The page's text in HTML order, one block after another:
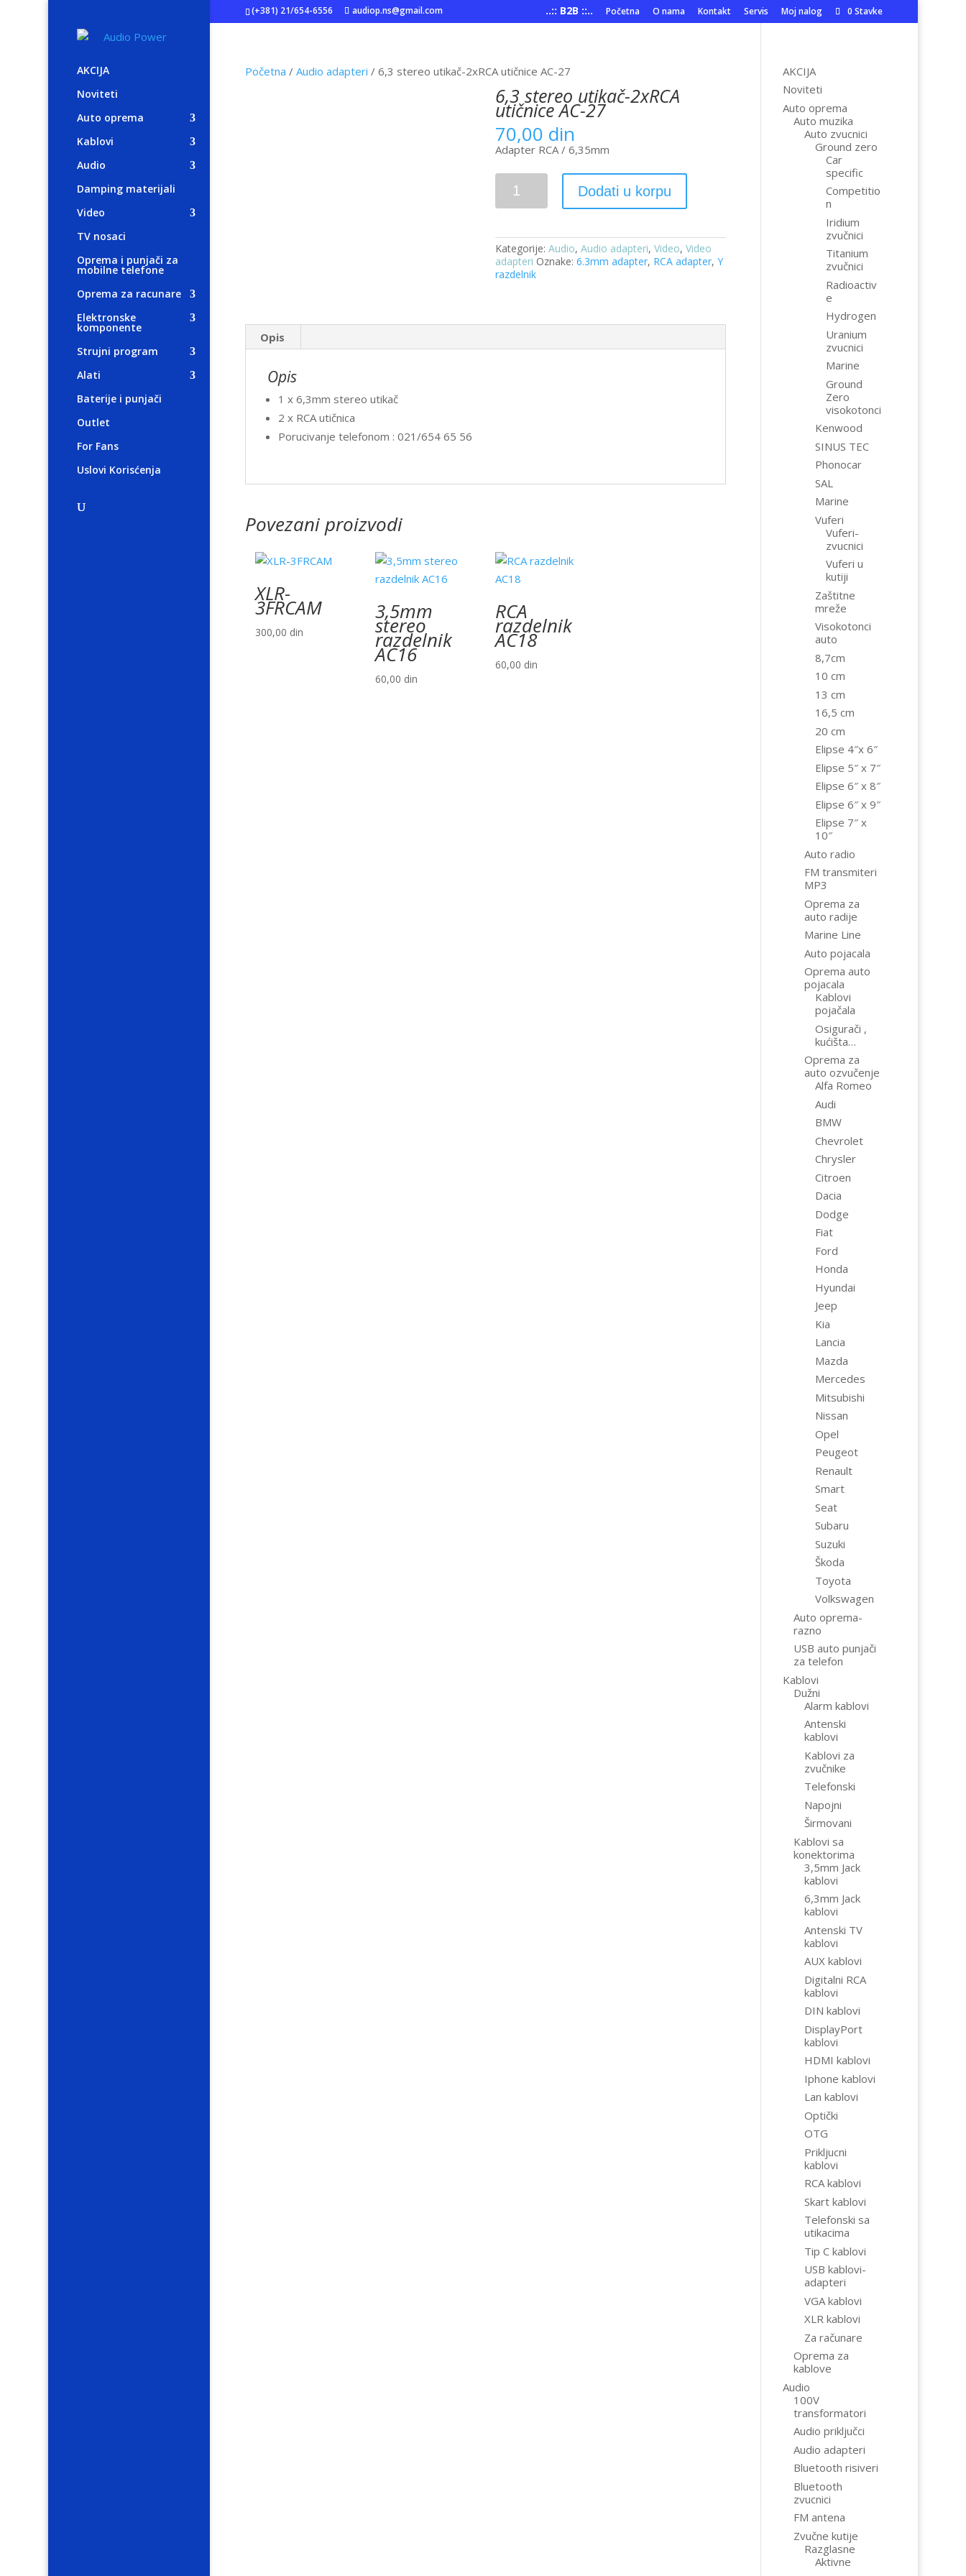
(+381) 21/654-6556 audiop.ns@gmail.com ..:: B2B ::.. Početna O nama Kontakt Servis Moj nalog 0 Stavke
AKCIJA
Noviteti
Auto oprema
Kablovi
Audio
Damping materijali
Video
TV nosaci
Oprema i punjači za
mobilne telefone
Oprema za racunare
Elektronske
komponente
Strujni program
Alati
Baterije i punjači
Outlet
For Fans
Uslovi Korisćenja
Početna /Audio adapteri / 6,3 stereo utikač-2xRCA utičnice AC-27
6,3 stereo utikač-2xRCA
utičnice AC-27
70,00 din
Adapter RCA / 6,35mm
6,3
stereo
utikač-2xRCA
27
količina
Dodati u korpu
Kategorije:Audio,Audio adapteri,Video,Video
adapteri Oznake:6.3mm adapter, RCA adapter,Y
razdelnik
Opis
Opis
1 x 6,3mm stereo utikač
2 x RCA utičnica
Porucivanje telefonom : 021/654 65 56
Povezani proizvodi
XLR-
3FRCAM
300,00 din
3,5mm
stereo
razdelnik
AC16
60,00 din
RCA
razdelnik
AC18
60,00 din
AKCIJA
Noviteti
Auto oprema
Auto muzika
Auto zvucnici
Ground zero
Car
specific
Competitio
n
Iridium
zvučnici
Titanium
zvučnici
Radioactiv
e
Hydrogen
Uranium
zvucnici
Marine
Ground
Zero
visokotonci
Kenwood
SINUS TEC
Phonocar
SAL
Marine
Vuferi
Vuferi-
zvucnici
Vuferi u
kutiji
Zaštitne
mreže
Visokotonci
auto
8,7cm
10 cm
13 cm
16,5 cm
20 cm
Elipse 4″x 6″
Elipse 5″ x 7″
Elipse 6″ x 8″
Elipse 6″ x 9″
Elipse 7″ x
10″
Auto radio
FM transmiteri
MP3
Oprema za
auto radije
Marine Line
Auto pojacala
Oprema auto
pojacala
Kablovi
pojačala
Osigurači ,
kućišta…
Oprema za
auto ozvučenje
Alfa Romeo
Audi
BMW
Chevrolet
Chrysler
Citroen
Dacia
Dodge
Fiat
Ford
Honda
Hyundai
Jeep
Kia
Lancia
Mazda
Mercedes
Mitsubishi
Nissan
Opel
Peugeot
Renault
Smart
Seat
Subaru
Suzuki
Škoda
Toyota
Volkswagen
Auto oprema-
razno
USB auto punjači
za telefon
Kablovi
Dužni
Alarm kablovi
Antenski
kablovi
Kablovi za
zvučnike
Telefonski
Napojni
Širmovani
Kablovi sa
konektorima
3,5mm Jack
kablovi
6,3mm Jack
kablovi
Antenski TV
kablovi
AUX kablovi
Digitalni RCA
kablovi
DIN kablovi
DisplayPort
kablovi
HDMI kablovi
Iphone kablovi
Lan kablovi
Optički
OTG
Prikljucni
kablovi
RCA kablovi
Skart kablovi
Telefonski sa
utikacima
Tip C kablovi
USB kablovi-
adapteri
VGA kablovi
XLR kablovi
Za računare
Oprema za
kablove
Audio
100V
transformatori
Audio priključci
Audio adapteri
Bluetooth risiveri
Bluetooth
zvucnici
FM antena
Zvučne kutije
Razglasne
Aktivne